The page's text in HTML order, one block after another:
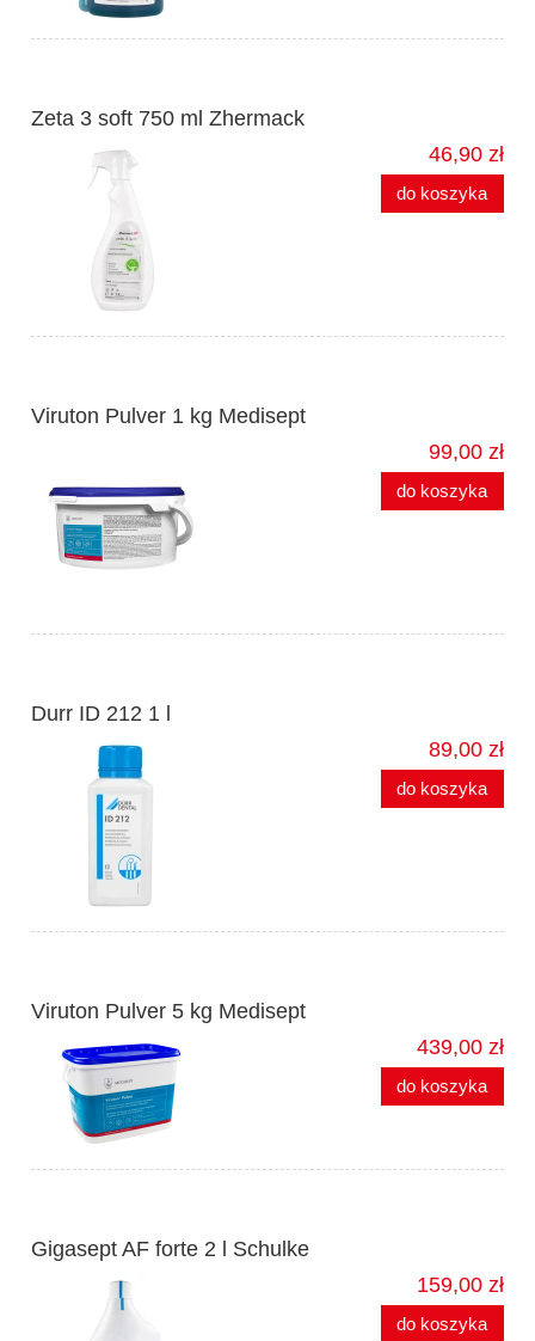
Zeta 3 soft 750 ml Zhermack
46,90 zł
do koszyka
Viruton Pulver 1 kg Medisept
99,00 zł
do koszyka
Durr ID 212 1 l
89,00 zł
do koszyka
Viruton Pulver 5 kg Medisept
439,00 zł
do koszyka
Gigasept AF forte 2 l Schulke
159,00 zł
do koszyka